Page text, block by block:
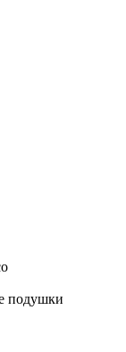
подушки